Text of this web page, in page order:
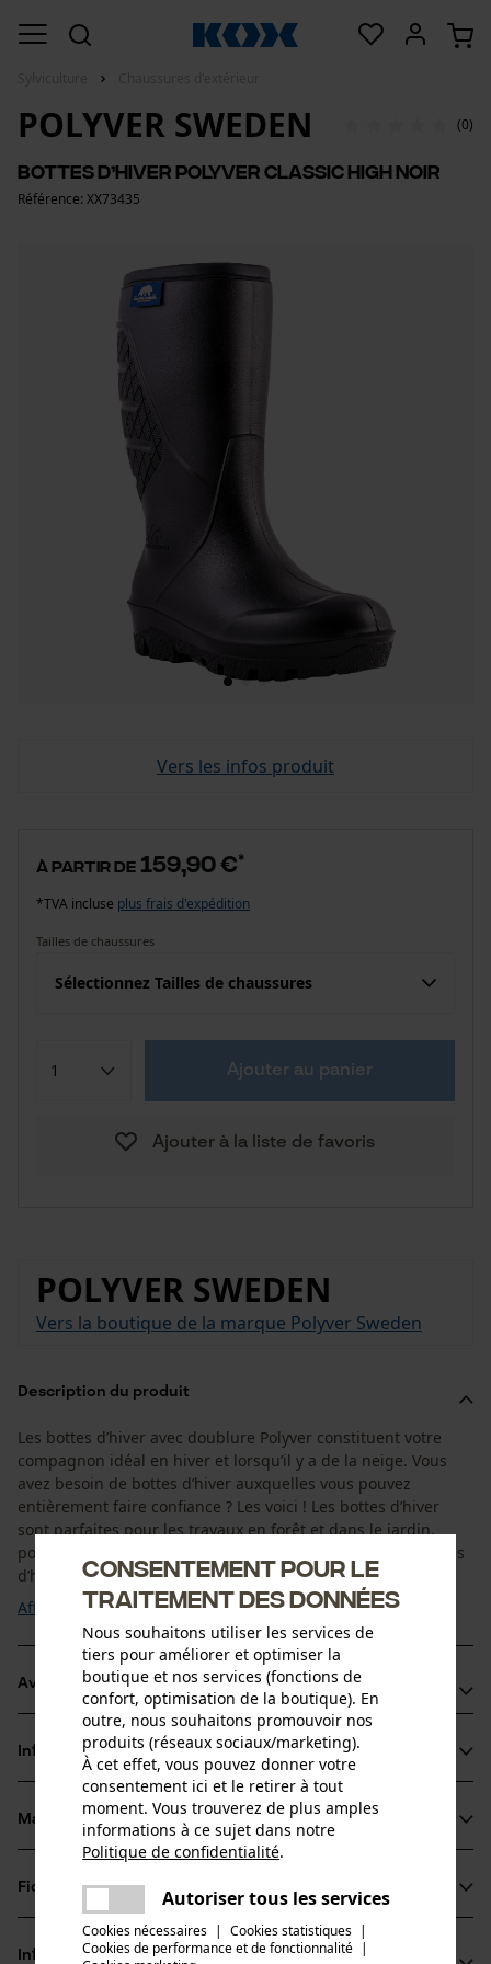
POLYVER SWEDEN (0)
Bottes d’hiver Polyver Classic High noir
Référence: XX73435
Vers les infos produit
à partir de 159,90 €*
*TVA incluse plus frais d'expédition
Tailles de chaussures
Sélectionnez Tailles de chaussures
Ajouter au panier
Ajouter à la liste de favoris
POLYVER SWEDEN
Vers la boutique de la marque Polyver Sweden
Description du produit
Les bottes d’hiver avec doublure Polyver constituent votre
compagnon idéal en hiver et lorsqu’il y a de la neige. Vous
avez besoin de bottes d’hiver auxquelles vous pouvez
entièrement faire confiance ? Les voici ! Les bottes d’hiver
sont parfaites pour les travaux en forêt et dans le jardin,
pour la chasse ou les autres activités en extérieur. Les bottes
d’hiver sont ...
Afficher plus
Avantages du produit
Bottes d'hiver thermo-isolantes
Semelle avec une bonne adhérence
Léger et étanche
Informations sur le produit
Détails du produit
Type dactivité
Pêcher, Travailler, Randonnée, Camper, Chasser
Matériau & entretien
Type de matériau
Fiches techniques
Fiche de données de sécurité du produit (PDF)
Informations fabricant
Consentement pour le
traitement des données
Nous souhaitons utiliser les services de
tiers pour améliorer et optimiser la
boutique et nos services (fonctions de
confort, optimisation de la boutique). En
outre, nous souhaitons promouvoir nos
produits (réseaux sociaux/marketing).
À cet effet, vous pouvez donner votre
consentement ici et le retirer à tout
moment. Vous trouverez de plus amples
informations à ce sujet dans notre
Politique de confidentialité.
Autoriser tous les services
Cookies nécessaires | Cookies statistiques |
Cookies de performance et de fonctionnalité |
Une erreur s'est produite. Veuillez
essayer encore.
partager
partager
mail